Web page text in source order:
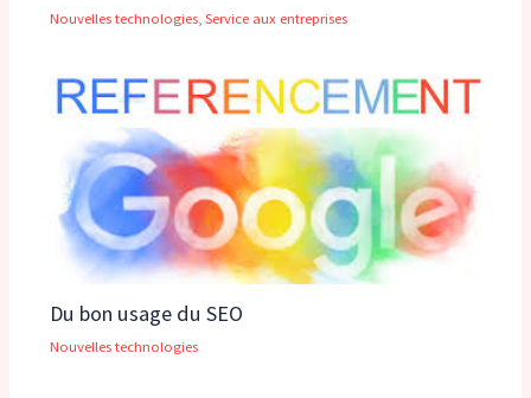
Nouvelles technologies, Service aux entreprises
Du bon usage du SEO
Nouvelles technologies